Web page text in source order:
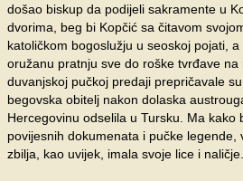
došao biskup da podijeli sakramente u
dvorima, beg bi Kopčić sa čitavom
katoličkom bogoslužju u seoskoj pojati,
oružanu pratnju sve do roške tvrđave
duvanjskoj pučkoj predaji prepričavale
begovska obitelj nakon dolaska
Hercegovinu odselila u Tursku. Ma kako
povijesnih dokumenata i pučke legende,
zbilja, kao uvijek, imala svoje lice i naličje.